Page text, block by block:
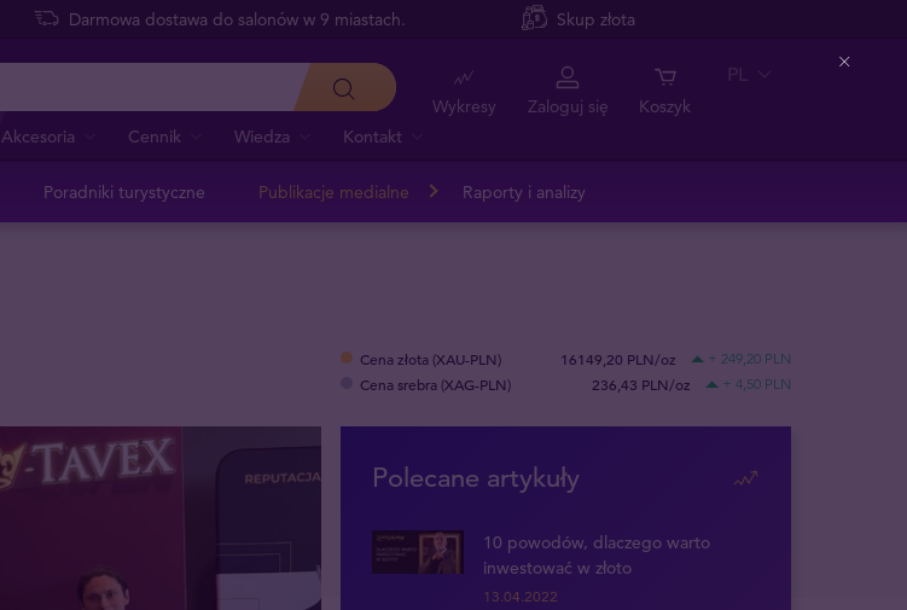
Darmowa dostawa do salonów w 9 miastach. Skup złota
Akcesoria Cennik Wiedza Kontakt
Wykresy Zaloguj się Koszyk
PL
Poradniki turystyczne Publikacje medialne Raporty i analizy
Cena złota (XAU-PLN) 16149,20 PLN/oz + 249,20 PLN
Cena srebra (XAG-PLN) 236,43 PLN/oz + 4,50 PLN
Polecane artykuły
10 powodów, dlaczego warto
inwestować w złoto
13.04.2022
Close